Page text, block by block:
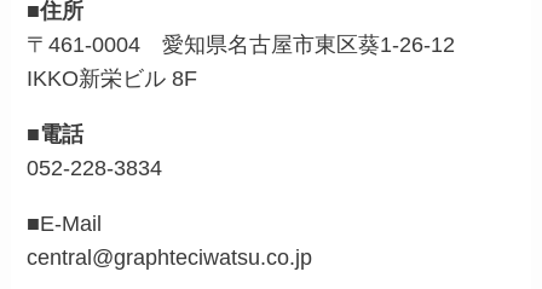
■住所
〒461-0004 愛知県名古屋市東区葵1-26-12
IKKO新栄ビル 8F
■電話
052-228-3834
■E-Mail
central@graphteciwatsu.co.jp